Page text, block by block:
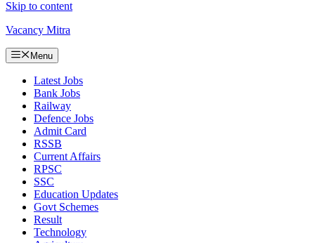
Skip to content
Vacancy Mitra
Menu
Latest Jobs
Bank Jobs
Railway
Defence Jobs
Admit Card
RSSB
Current Affairs
RPSC
SSC
Education Updates
Govt Schemes
Result
Technology